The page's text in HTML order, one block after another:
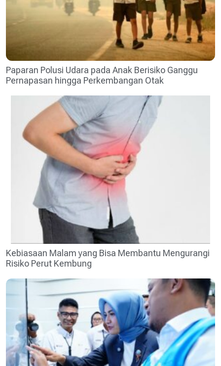
Paparan Polusi Udara pada Anak Berisiko Ganggu
Pernapasan hingga Perkembangan Otak
Kebiasaan Malam yang Bisa Membantu Mengurangi
Risiko Perut Kembung